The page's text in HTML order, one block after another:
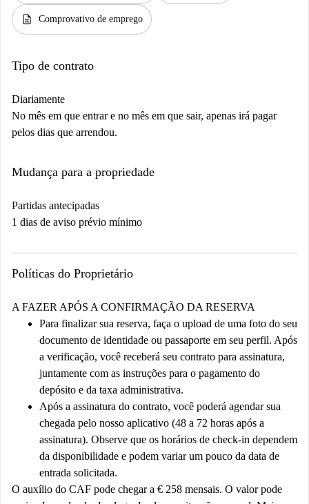
description Comprovativo de emprego
Tipo de contrato
Diariamente
No mês em que entrar e no mês em que sair, apenas irá pagar
pelos dias que arrendou.
Mudança para a propriedade
Partidas antecipadas
1 dias de aviso prévio mínimo
Políticas do Proprietário
A FAZER APÓS A CONFIRMAÇÃO DA RESERVA
Para finalizar sua reserva, faça o upload de uma foto do seu
documento de identidade ou passaporte em seu perfil. Após
a verificação, você receberá seu contrato para assinatura,
juntamente com as instruções para o pagamento do
depósito e da taxa administrativa.
Após a assinatura do contrato, você poderá agendar sua
chegada pelo nosso aplicativo (48 a 72 horas após a
assinatura). Observe que os horários de check-in dependem
da disponibilidade e podem variar um pouco da data de
entrada solicitada.
O auxílio do CAF pode chegar a € 258 mensais. O valor pode